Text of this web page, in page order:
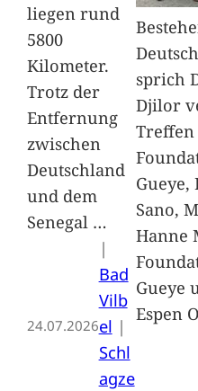
liegen rund
5800
Kilometer.
Trotz der
Entfernung
zwischen
Deutschland
und dem
Senegal …
24.07.2026
|
Bad
Vilb
el
Schl
agze
sprich
Djilor
Treffen
Sano,
Hanne
Gueye
Espen